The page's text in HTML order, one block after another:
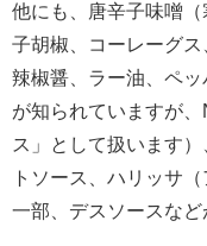
他にも、唐辛子味噌
子胡椒、コーレーグス
辣椒醤、ラー油、ペ
が知られていますが
ス」として扱います
トソース、ハリッサ
一部、デスソースなど